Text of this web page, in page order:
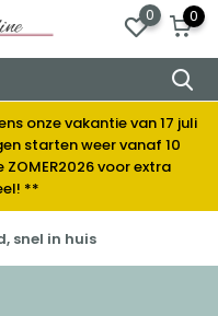
0 0
onze vakantie van 17 juli
starten weer vanaf 10
voor extra
**
snel in huis